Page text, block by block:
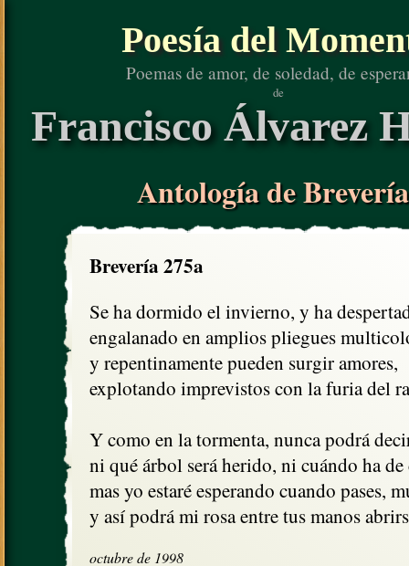
Poesía del
Poemas de amor, de soledad, de
de
Francisco Álvarez
Antología de
Brevería 275a
Se ha dormido el invierno, y ha
engalanado en amplios pliegues
y repentinamente pueden surgir amores,
explotando imprevistos con la furia del
Y como en la tormenta, nunca podrá
ni qué árbol será herido, ni cuándo ha
mas yo estaré esperando cuando pases,
y así podrá mi rosa entre tus manos
octubre de 1998